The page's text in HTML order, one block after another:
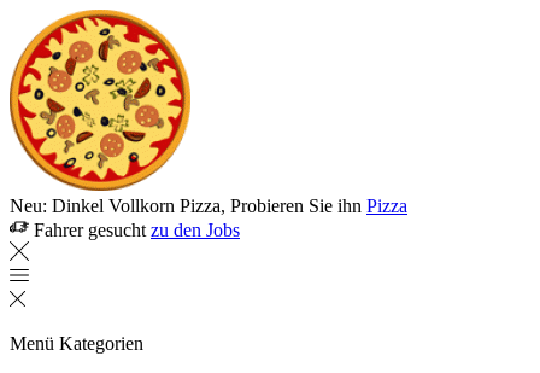
Neu: Dinkel Vollkorn Pizza, Probieren Sie ihn Pizza
Fahrer gesucht zu den Jobs
Menü Kategorien